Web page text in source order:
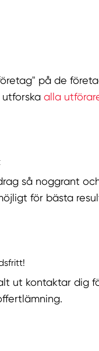
på de
alla
så noggrant
för bästa
ut kontaktar dig